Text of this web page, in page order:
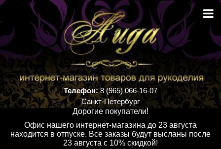
Телефон:8 (965) 066-16-07
Санкт-Петербург
Дорогие покупатели!
Офис нашего интернет-магазина до 23 августа
находится в отпуске. Все заказы будут высланы после
23 августа с 10% скидкой!